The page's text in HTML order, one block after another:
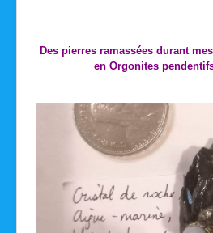
Des pierres ramassées durant
en Orgonites